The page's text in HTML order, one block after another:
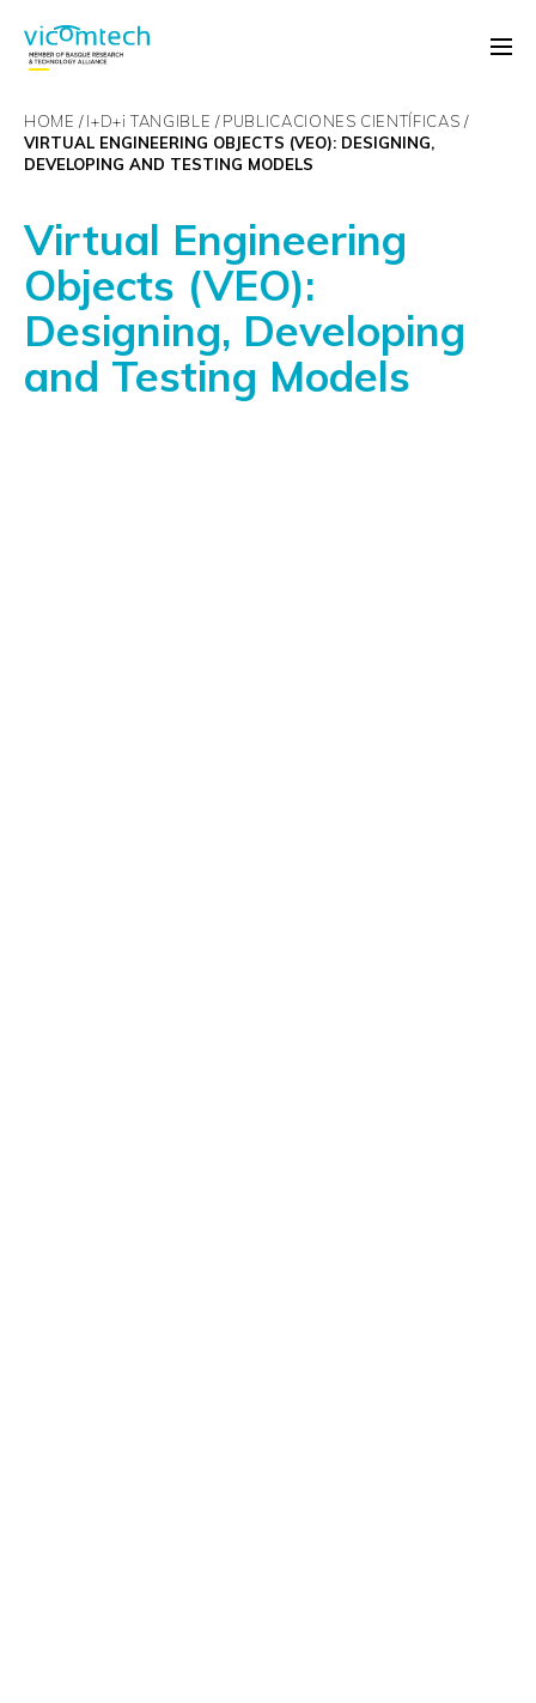
HOME I+D+i TANGIBLE PUBLICACIONES CIENTÍFICAS
VIRTUAL ENGINEERING OBJECTS (VEO): DESIGNING,
DEVELOPING AND TESTING MODELS
Virtual Engineering
Objects (VEO):
Designing, Developing
and Testing Models